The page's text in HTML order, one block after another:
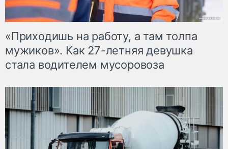
«Приходишь на работу, а там толпа
мужиков». Как 27-летняя девушка
стала водителем мусоровоза